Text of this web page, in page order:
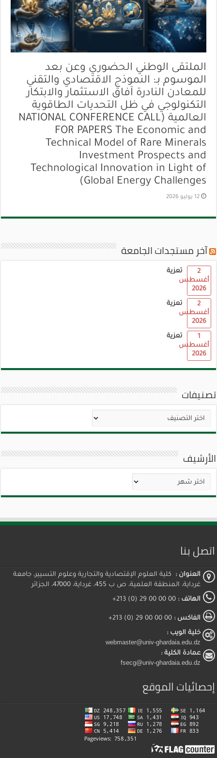
الملتقى الوطني الحضوري وعن بعد
الموسوم بـ: النموذج الاقتصادي والتقني
للمعادن النادرة آفاق الاستثمار والابتكار
التكنولوجي في ظل التحديات الطاقوية
العالمية (NATIONAL CONFERENCE CALL
FOR PAPERS The Economic and
Technical Model of Rare Minerals
Investment Prospects and
Technological Innovation in Light of
Global Energy Challenges)
12 يوليو 2026
آخر مستجدات الجامعة
تعزية
2
أغسطس
2026
تعزية
2
أغسطس
2026
تعزية
1
أغسطس
2026
تصنيفات
تصنيفات
الأرشيف
الأرشيف
اتصل بنا
العنوان : كلية العلوم الإقتصادية والتجارية وعلوم التسيير، جامعة
غرداية، المنطقة العلمية، ص ب 455، غرداية، 47000، الجزائر
الهاتف : 00 00 00 29 (0) 213+
الفاكس : 00 00 00 29 (0) 213+
خلية الويب :
webmaster@univ-ghardaia.edu.dz
عمادة الكلية :
fsecg@univ-ghardaia.edu.dz
إحصائيات الموقع